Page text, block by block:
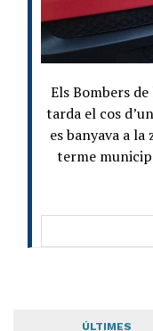
Els Bombers
tarda el cos
es banyava a
terme
ÚLTIMES